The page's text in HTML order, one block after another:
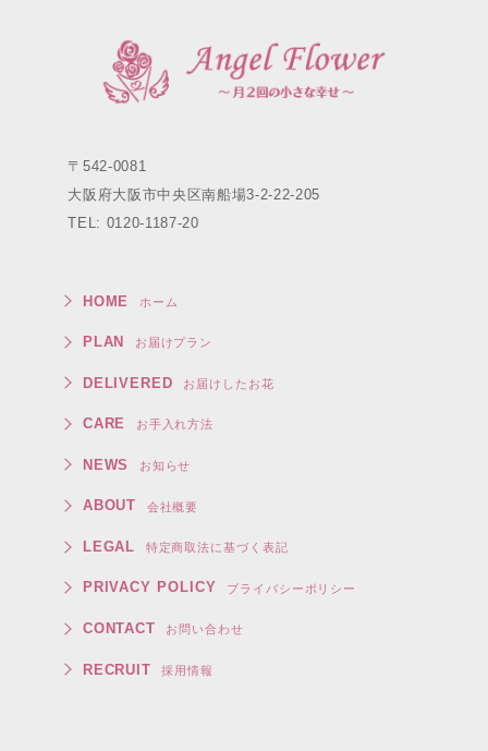
〒542-0081
大阪府大阪市中央区南船場3-2-22-205
TEL: 0120-1187-20
HOME ホーム
PLAN お届けプラン
DELIVERED お届けしたお花
CARE お手入れ方法
NEWS お知らせ
ABOUT 会社概要
LEGAL 特定商取法に基づく表記
PRIVACY POLICY プライバシーポリシー
CONTACT お問い合わせ
RECRUIT 採用情報